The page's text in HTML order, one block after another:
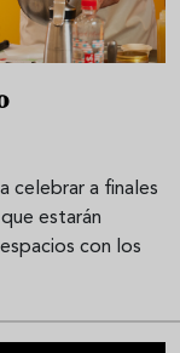
celebrar a finales
estarán
con los